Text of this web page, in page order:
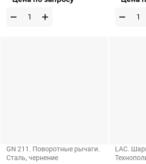
GN 211. Поворотные рычаги.
Сталь, чернение
LAC.